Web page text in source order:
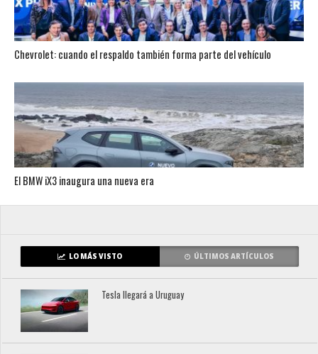
Chevrolet: cuando el respaldo también forma parte del vehículo
El BMW iX3 inaugura una nueva era
LO MÁS VISTO ÚLTIMOS ARTÍCULOS
Tesla llegará a Uruguay